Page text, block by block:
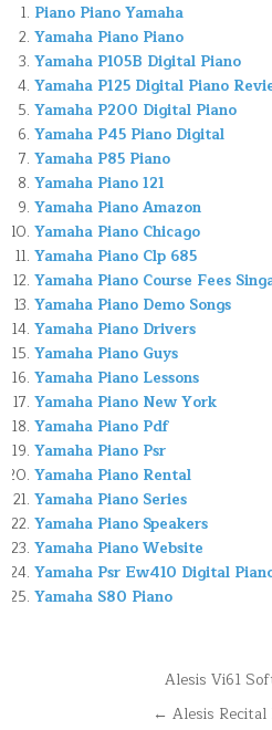
Piano Piano Yamaha
Yamaha Piano Piano
Yamaha P105B Digital Piano
Yamaha P125 Digital Piano
Yamaha P200 Digital Piano
Yamaha P45 Piano Digital
Yamaha P85 Piano
Yamaha Piano 121
Yamaha Piano Amazon
Yamaha Piano Chicago
Yamaha Piano Clp 685
Yamaha Piano Course Fees
Yamaha Piano Demo Songs
Yamaha Piano Drivers
Yamaha Piano Guys
Yamaha Piano Lessons
Yamaha Piano New York
Yamaha Piano Pdf
Yamaha Piano Psr
Yamaha Piano Rental
Yamaha Piano Series
Yamaha Piano Speakers
Yamaha Piano Website
Yamaha Psr Ew410 Digital
Yamaha S80 Piano
NavegaciónAlesis Vi61
← Alesis